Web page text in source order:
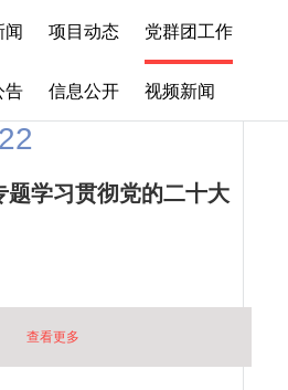
闻 项目动态 党群团工作
告 信息公开 视频新闻
题学习贯彻党的二十大
查看更多